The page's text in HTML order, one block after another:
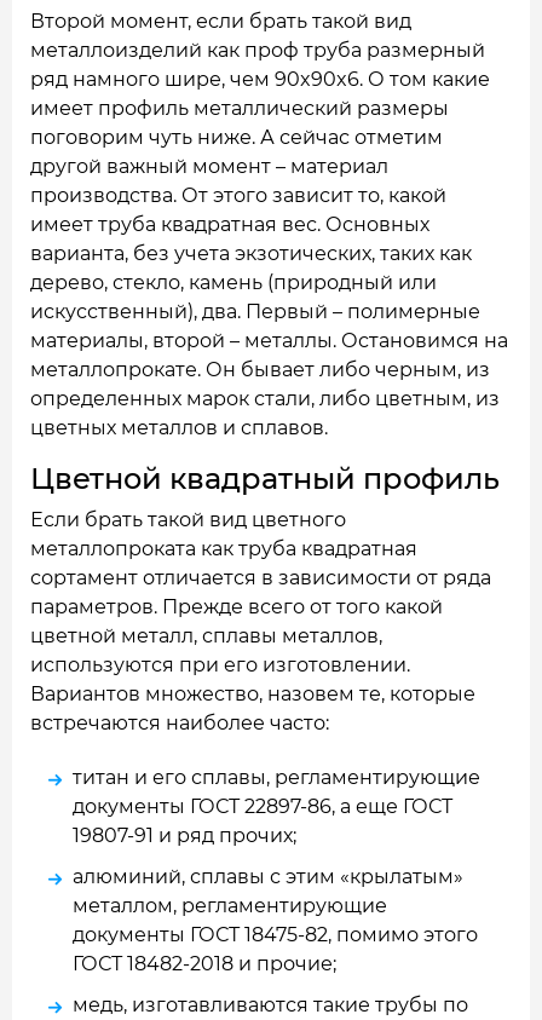
Второй момент, если брать такой вид
металлоизделий как проф труба размерный
ряд намного шире, чем 90x90x6. О том какие
имеет профиль металлический размеры
поговорим чуть ниже. А сейчас отметим
другой важный момент – материал
производства. От этого зависит то, какой
имеет труба квадратная вес. Основных
варианта, без учета экзотических, таких как
дерево, стекло, камень (природный или
искусственный), два. Первый – полимерные
материалы, второй – металлы. Остановимся на
металлопрокате. Он бывает либо черным, из
определенных марок стали, либо цветным, из
цветных металлов и сплавов.
Цветной квадратный профиль
Если брать такой вид цветного
металлопроката как труба квадратная
сортамент отличается в зависимости от ряда
параметров. Прежде всего от того какой
цветной металл, сплавы металлов,
используются при его изготовлении.
Вариантов множество, назовем те, которые
встречаются наиболее часто:
титан и его сплавы, регламентирующие
документы ГОСТ 22897-86, а еще ГОСТ
19807-91 и ряд прочих;
алюминий, сплавы с этим «крылатым»
металлом, регламентирующие
документы ГОСТ 18475-82, помимо этого
ГОСТ 18482-2018 и прочие;
медь, изготавливаются такие трубы по